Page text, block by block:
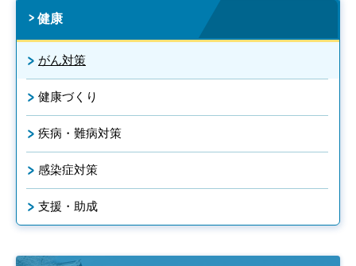
健康
がん対策
健康づくり
疾病・難病対策
感染症対策
支援・助成